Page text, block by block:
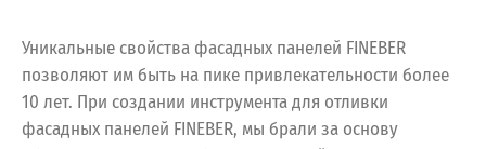
Уникальные свойства фасадных панелей FINEBER
позволяют им быть на пике привлекательности более
10 лет. При создании инструмента для отливки
фасадных панелей FINEBER, мы брали за основу